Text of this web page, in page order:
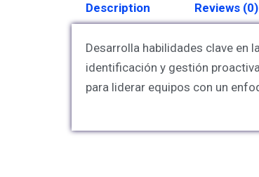
Description Reviews (0)
Desarrolla habilidades clave en
identificación y gestión
para liderar equipos con un